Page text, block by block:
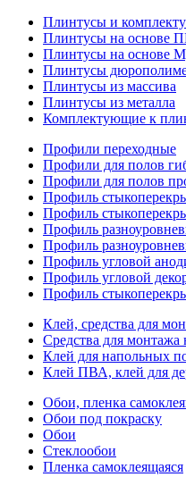
Плинтусы и
Плинтусы на основе
Плинтусы на основе
Плинтусы
Плинтусы из массива
Плинтусы из металла
Комплектующие к
Профили переходные
Профили для полов
Профили для полов
Профиль
Профиль
Профиль
Профиль
Профиль угловой
Профиль угловой
Профиль
Клей, средства для
Средства для
Клей для напольных
Клей ПВА, клей для
Обои, пленка
Обои под покраску
Обои
Стеклообои
Пленка самоклеящаяся